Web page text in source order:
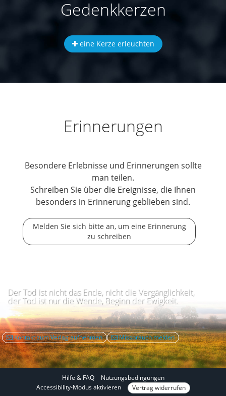
Gedenkkerzen
eine Kerze erleuchten
Erinnerungen
Besondere Erlebnisse und Erinnerungen sollte
man teilen.
Schreiben Sie über die Ereignisse, die Ihnen
besonders in Erinnerung geblieben sind.
Melden Sie sich bitte an, um eine Erinnerung
zu schreiben
Der Tod ist nicht das Ende, nicht die Vergänglichkeit,
der Tod ist nur die Wende, Beginn der Ewigkeit.
Kontakt zum Verlag aufnehmen Missbrauch melden
Hilfe & FAQ
Nutzungsbedingungen
IAccessibility-Modus aktivieren Vertrag widerrufen